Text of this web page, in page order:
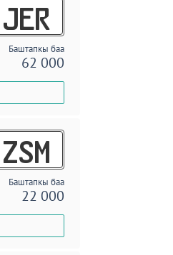
JER
Баштапкы баа
62 000
ZSM
Баштапкы баа
22 000